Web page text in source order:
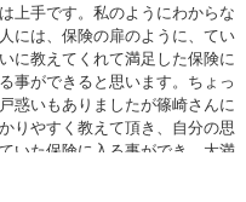
上手です。私のようにわからな
には、保険の扉のように、てい
に教えてくれて満足した保険に
事ができると思います。ちょっ
惑いもありましたが篠崎さんに
りやすく教えて頂き、自分の思
いた保険に入る事ができ、大満